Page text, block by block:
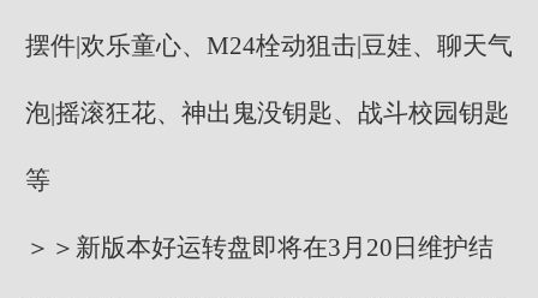
摆件|欢乐童心、M24栓动狙击|豆娃、聊天气
泡|摇滚狂花、神出鬼没钥匙、战斗校园钥匙
等
＞＞新版本好运转盘即将在3月20日维护结